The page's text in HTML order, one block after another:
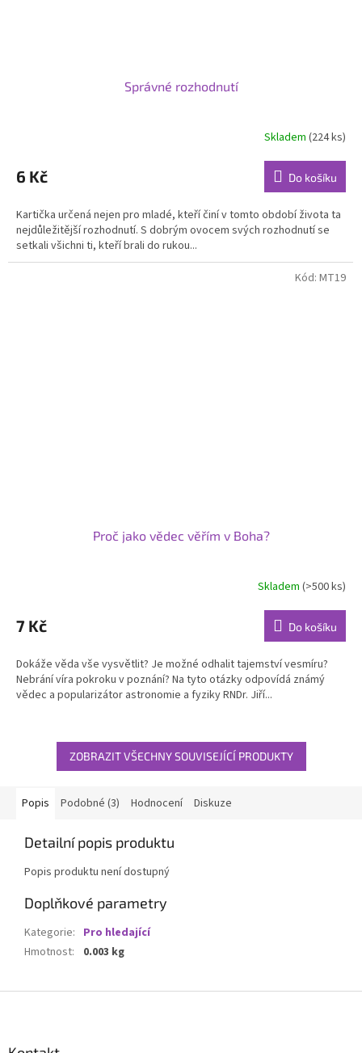
Správné rozhodnutí
Skladem (224 ks)
6 Kč Do košíku
Kartička určená nejen pro mladé, kteří činí v tomto období života ta
nejdůležitější rozhodnutí. S dobrým ovocem svých rozhodnutí se
setkali všichni ti, kteří brali do rukou...
Proč jako vědec věřím v Boha?
produktu
je
z
5
hvězdiček.
Skladem(>500 ks)
7 Kč Do košíku
Dokáže věda vše vysvětlit? Je možné odhalit tajemství vesmíru?
Nebrání víra pokroku v poznání? Na tyto otázky odpovídá známý
vědec a popularizátor astronomie a fyziky RNDr. Jiří...
Kód: MT19
ZOBRAZIT VŠECHNY SOUVISEJÍCÍ PRODUKTY
Popis Podobné (3) Hodnocení Diskuze
Detailní popis produktu
Popis produktu není dostupný
Doplňkové parametry
Kategorie: Pro hledající
Hmotnost: 0.003 kg